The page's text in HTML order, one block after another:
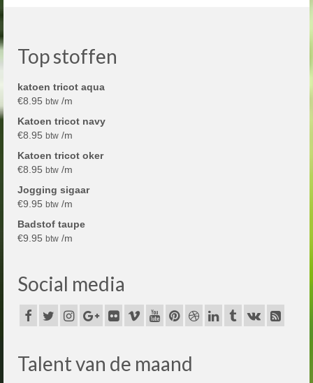
Top stoffen
katoen tricot aqua
€8.95 btw /m
Katoen tricot navy
€8.95 btw /m
Katoen tricot oker
€8.95 btw /m
Jogging sigaar
€9.95 btw /m
Badstof taupe
€9.95 btw /m
Social media
Talent van de maand